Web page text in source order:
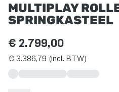
MULTIPLAY
SPRINGKASTEEL
€ 2.799,00
€ 3.386,79 (incl. BTW)